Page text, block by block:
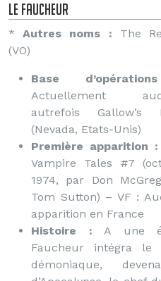
le Faucheur
*Autres noms : The
(VO)
Base
Actuellement
autrefois Gallow’s
(Nevada, Etats-Unis)
Première apparition :
Vampire Tales #7
1974, par Don
Tom Sutton) – VF :
apparition en France
Histoire : A une
Faucheur intégra
démoniaque,